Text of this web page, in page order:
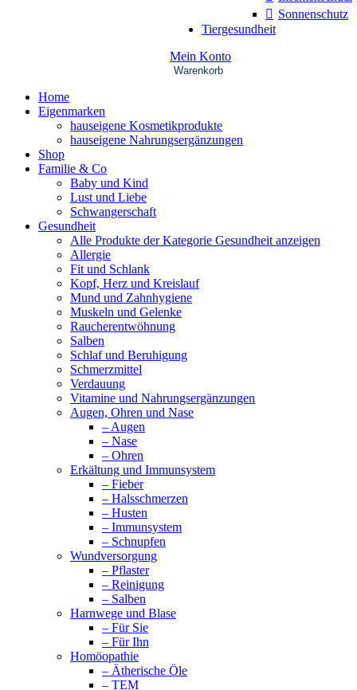
Sonnenschutz
Tiergesundheit
Mein Konto
Warenkorb
Home
Eigenmarken
hauseigene Kosmetikprodukte
hauseigene Nahrungsergänzungen
Shop
Familie & Co
Baby und Kind
Lust und Liebe
Schwangerschaft
Gesundheit
Alle Produkte der Kategorie Gesundheit anzeigen
Allergie
Fit und Schlank
Kopf, Herz und Kreislauf
Mund und Zahnhygiene
Muskeln und Gelenke
Raucherentwöhnung
Salben
Schlaf und Beruhigung
Schmerzmittel
Verdauung
Vitamine und Nahrungsergänzungen
Augen, Ohren und Nase
– Augen
– Nase
– Ohren
Erkältung und Immunsystem
– Fieber
– Halsschmerzen
– Husten
– Immunsystem
– Schnupfen
Wundversorgung
– Pflaster
– Reinigung
– Salben
Harnwege und Blase
– Für Sie
– Für Ihn
Homöopathie
– Ätherische Öle
– TEM